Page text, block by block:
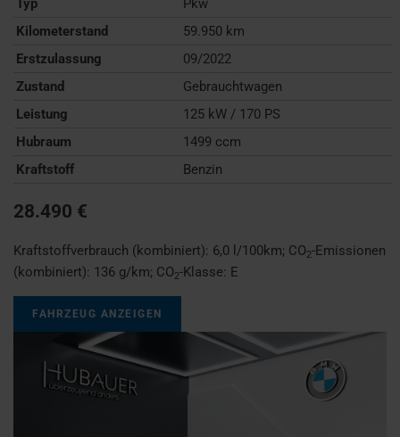
Typ
Pkw
Kilometerstand
59.950 km
Erstzulassung
09/2022
Zustand
Gebrauchtwagen
Leistung
125 kW / 170 PS
Hubraum
1499 ccm
Kraftstoff
Benzin
28.490 €
Kraftstoffverbrauch (kombiniert): 6,0 l/100km; CO2-Emissionen
(kombiniert): 136 g/km; CO2-Klasse: E
FAHRZEUG ANZEIGEN